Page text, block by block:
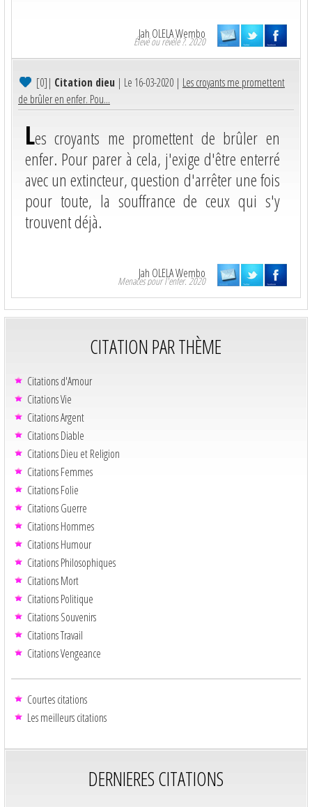
Jah OLELA Wembo
Élevé ou révélé ?. 2020
[0]| Citation dieu | Le 16-03-2020 | Les croyants me promettent
de brûler en enfer. Pou...
Les croyants me promettent de brûler en
enfer. Pour parer à cela, j'exige d'être enterré
avec un extincteur, question d'arrêter une fois
pour toute, la souffrance de ceux qui s'y
trouvent déjà.
Jah OLELA Wembo
Menaces pour l'enfer. 2020
CITATION PAR THÈME
Citations d'Amour
Citations Vie
Citations Argent
Citations Diable
Citations Dieu et Religion
Citations Femmes
Citations Folie
Citations Guerre
Citations Hommes
Citations Humour
Citations Philosophiques
Citations Mort
Citations Politique
Citations Souvenirs
Citations Travail
Citations Vengeance
Courtes citations
Les meilleurs citations
DERNIERES CITATIONS